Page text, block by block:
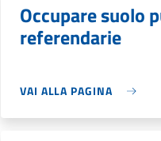
Occupare suolo
referendarie
VAI ALLA PAGINA